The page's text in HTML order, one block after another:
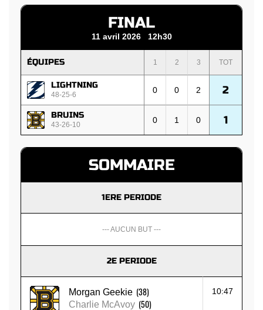
FINAL
11 avril 2026 12h30
ÉQUIPES 1 2 3 TOT
LIGHTNING
48-25-6 0 0 2 2
BRUINS
43-26-10 0 1 0 1
SOMMAIRE
1ERE PERIODE
--- AUCUN BUT ---
2E PERIODE
Morgan Geekie (38)
Charlie McAvoy (50)
10:47